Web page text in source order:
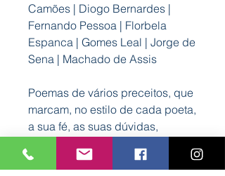
Camões | Diogo Bernardes |
Fernando Pessoa | Florbela
Espanca | Gomes Leal | Jorge de
Sena | Machado de Assis
Poemas de vários preceitos, que
marcam, no estilo de cada poeta,
a sua fé, as suas dúvidas,
sentimentos e emoções que a